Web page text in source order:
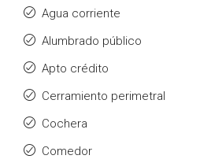
Agua corriente
Alumbrado público
Apto crédito
Cerramiento perimetral
Cochera
Comedor